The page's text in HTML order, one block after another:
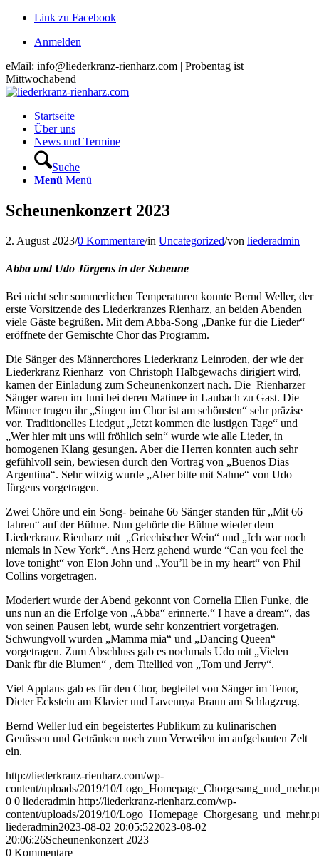
Link zu Facebook
Anmelden
eMail: info@liederkranz-rienharz.com | Probentag ist
Mittwochabend
Startseite
Über uns
News und Termine
Suche
Menü Menü
Scheunenkonzert 2023
2. August 2023/0 Kommentare/in Uncategorized/von liederadmin
Abba und Udo Jürgens in der Scheune
Bei nicht sehr sommerlichen Temperaturen konnte Bernd Weller, der
erste Vorsitzende des Liederkranzes Rienharz, an beiden Abenden
viele Gäste begrüßen. Mit dem Abba-Song „Danke für die Lieder“
eröffnete der Gemischte Chor das Programm.
Die Sänger des Männerchores Liederkranz Leinroden, der wie der
Liederkranz Rienharz von Christoph Halbgewachs dirigiert wird,
kamen der Einladung zum Scheunenkonzert nach. Die Rienharzer
Sänger waren im Juni bei deren Matinee in Laubach zu Gast. Die
Männer trugen ihr „Singen im Chor ist am schönsten“ sehr präzise
vor. Traditionelles Liedgut „Jetzt kommen die lustigen Tage“ und
„Wer hier mit uns will fröhlich sein“ wurde wie alle Lieder, in
homogenen Klang gesungen. Aber die Herren konnten auch sehr
gefühlvoll sein, bewiesen durch den Vortrag von „Buenos Dias
Argentina“. Sehr witzig wurde „Aber bitte mit Sahne“ von Udo
Jürgens vorgetragen.
Zwei Chöre und ein Song- beinahe 66 Sänger standen für „Mit 66
Jahren“ auf der Bühne. Nun gehörte die Bühne wieder dem
Liederkranz Rienharz mit „Griechischer Wein“ und „Ich war noch
niemals in New York“. Ans Herz gehend wurde “Can you feel the
love tonight“ von Elon John und „You’ll be in my heart“ von Phil
Collins vorgetragen.
Moderiert wurde der Abend gekonnt von Cornelia Ellen Funke, die
uns nun an die Erfolge von „Abba“ erinnerte.“ I have a dream“, das
von seinen Pausen lebt, wurde sehr konzentriert vorgetragen.
Schwungvoll wurden „Mamma mia“ und „Dancing Queen“
vorgetragen. Zum Abschluss gab es nochmals Udo mit „Vielen
Dank für die Blumen“ , dem Titellied von „Tom und Jerry“.
Viel Applaus gab es für den Chor, begleitet von Sänger im Tenor,
Dieter Eckstein am Klavier und Lavennya Braun am Schlagzeug.
Bernd Weller lud ein begeistertes Publikum zu kulinarischen
Genüssen und Getränken noch zum Verweilen im aufgebauten Zelt
ein.
http://liederkranz-rienharz.com/wp-
content/uploads/2019/10/
0 0 liederadmin http://liederkranz-rienharz.com/wp-
content/uploads/2019/10/
liederadmin2023-08-02 20:05:522023-08-02
20:06:26Scheunenkonzert 2023
0 Kommentare